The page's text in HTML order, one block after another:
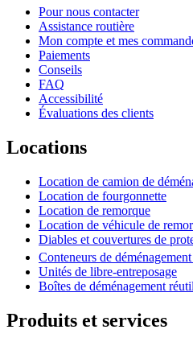
Pour nous contacter
Assistance routière
Mon compte et mes
Paiements
Conseils
FAQ
Accessibilité
Évaluations des clients
Locations
Location de camion de
Location de fourgonnette
Location de remorque
Location de véhicule de
Diables et couvertures de
Conteneurs de
Unités de libre-entreposage
Boîtes de déménagement
Produits et services